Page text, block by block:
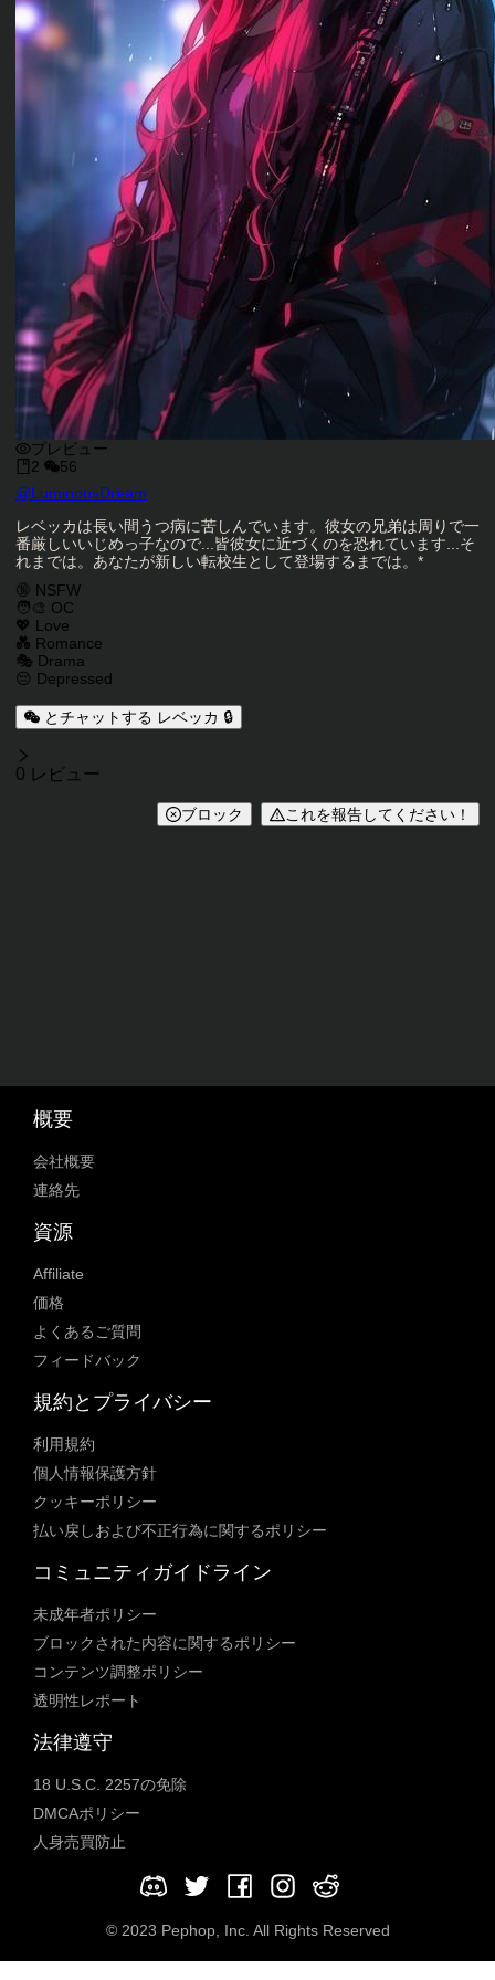
プレビュー
2
56
キャラクタークリエイター
@LuminousDream
キャラクター説明
レベッカは長い間うつ病に苦しんでいます。彼女の兄弟は周りで一
番厳しいいじめっ子なので...皆彼女に近づくのを恐れています...そ
れまでは。あなたが新しい転校生として登場するまでは。*
キャラクタータグ
🔞 NSFW
🧑‍🎨 OC
💖 Love
💑 Romance
🎭 Drama
😔 Depressed
とチャットする レベッカ 🔒
レビュー
0 レビュー
ブロック これを報告してください！
概要
会社概要
連絡先
資源
Affiliate
価格
よくあるご質問
フィードバック
規約とプライバシー
利用規約
個人情報保護方針
クッキーポリシー
払い戻しおよび不正行為に関するポリシー
コミュニティガイドライン
未成年者ポリシー
ブロックされた内容に関するポリシー
コンテンツ調整ポリシー
透明性レポート
法律遵守
18 U.S.C. 2257の免除
DMCAポリシー
人身売買防止
© 2023 Pephop, Inc. All Rights Reserved